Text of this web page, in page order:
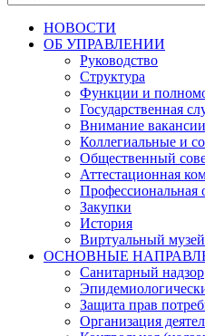
НОВОСТИ
ОБ УПРАВЛЕНИИ
Руководство
Структура
Функции и
Государственная
Внимание
Коллегиальные и
Общественный
Аттестационная
Профессиональная
Закупки
История
Виртуальный музей
ОСНОВНЫЕ
Санитарный надзор
Защита прав
Организация